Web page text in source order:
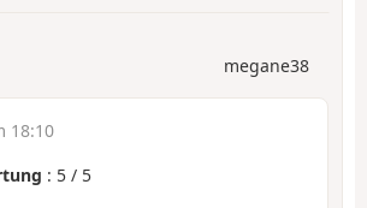
megane38
18:10
: 5 / 5